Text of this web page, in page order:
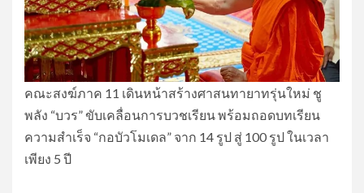
คณะสงฆ์ภาค 11 เดินหน้าสร้างศาสนทายาทรุ่นใหม่ ชู
พลัง “บวร” ขับเคลื่อนการบวชเรียน พร้อมถอดบทเรียน
ความสำเร็จ “กอบัวโมเดล” จาก 14 รูป สู่ 100 รูป ในเวลา
เพียง 5 ปี